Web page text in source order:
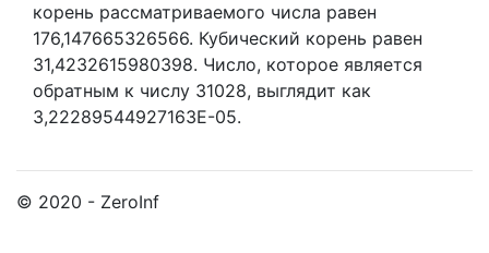
корень рассматриваемого числа равен
176,147665326566. Кубический корень равен
31,4232615980398. Число, которое является
обратным к числу 31028, выглядит как
3,22289544927163E-05.
© 2020 - ZeroInf